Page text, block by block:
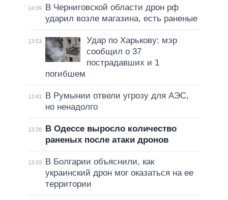
14:09
В Черниговской области дрон рф
ударил возле магазина, есть раненые
13:53
Удар по Харькову: мэр
сообщил о 37
пострадавших и 1
погибшем
13:41
В Румынии отвели угрозу для АЭС,
но ненадолго
13:28
В Одессе выросло количество
раненых после атаки дронов
13:03
В Болгарии объяснили, как
украинский дрон мог оказаться на ее
территории